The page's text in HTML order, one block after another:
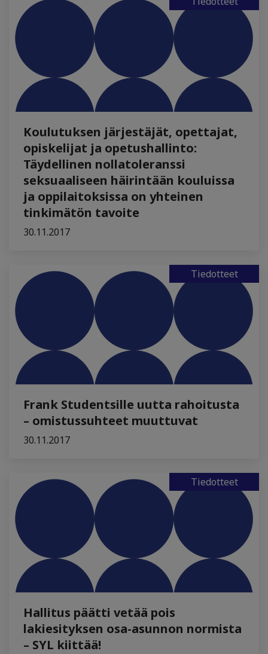
Koulutuksen järjestäjät, opettajat,
opiskelijat ja opetushallinto:
Täydellinen nollatoleranssi
seksuaaliseen häirintään kouluissa
ja oppilaitoksissa on yhteinen
tinkimätön tavoite
30.11.2017
Tiedotteet
Frank Studentsille uutta rahoitusta
– omistussuhteet muuttuvat
30.11.2017
Tiedotteet
Hallitus päätti vetää pois
lakiesityksen osa-asunnon normista
– SYL kiittää!